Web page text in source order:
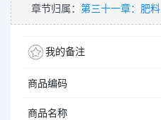
章节归属： 第三十一章：肥料
我的备注
商品编码
商品名称